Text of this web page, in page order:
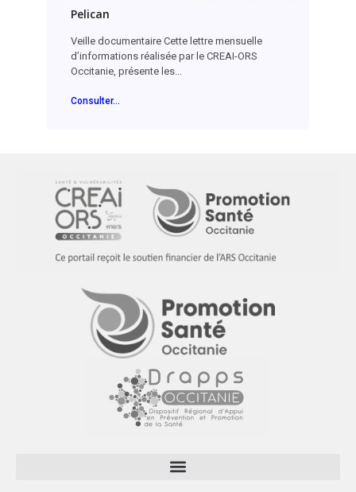
Pelican
Veille documentaire Cette lettre mensuelle
d’informations réalisée par le CREAI-ORS
Occitanie, présente les...
Consulter...